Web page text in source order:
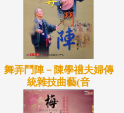
舞弄鬥陣－陳學禮夫婦傳
統雜技曲藝(音